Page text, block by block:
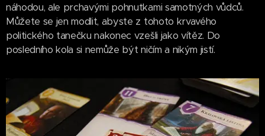
náhodou, ale prchavými pohnutkami samotných vůdců.
Můžete se jen modlit, abyste z tohoto krvavého
politického tanečku nakonec vzešli jako vítěz. Do
posledního kola si nemůže být ničím a nikým jistí.